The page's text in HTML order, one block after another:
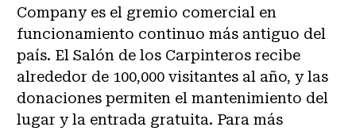
Company es el gremio comercial en
funcionamiento continuo más antiguo del
país. El Salón de los Carpinteros recibe
alrededor de 100,000 visitantes al año, y las
donaciones permiten el mantenimiento del
lugar y la entrada gratuita. Para más